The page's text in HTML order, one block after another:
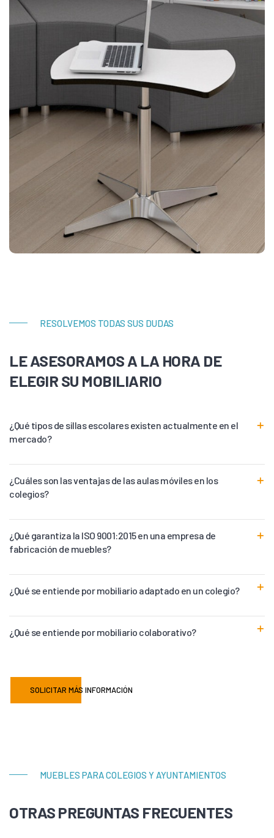
RESOLVEMOS TODAS SUS DUDAS
LE ASESORAMOS A LA HORA DE
ELEGIR SU MOBILIARIO
¿Qué tipos de sillas escolares existen actualmente en el
mercado?
¿Cuáles son las ventajas de las aulas móviles en los
colegios?
¿Qué garantiza la ISO 9001:2015 en una empresa de
fabricación de muebles?
¿Qué se entiende por mobiliario adaptado en un colegio?
¿Qué se entiende por mobiliario colaborativo?
SOLICITAR MÁS INFORMACIÓN
MUEBLES PARA COLEGIOS Y AYUNTAMIENTOS
OTRAS PREGUNTAS FRECUENTES